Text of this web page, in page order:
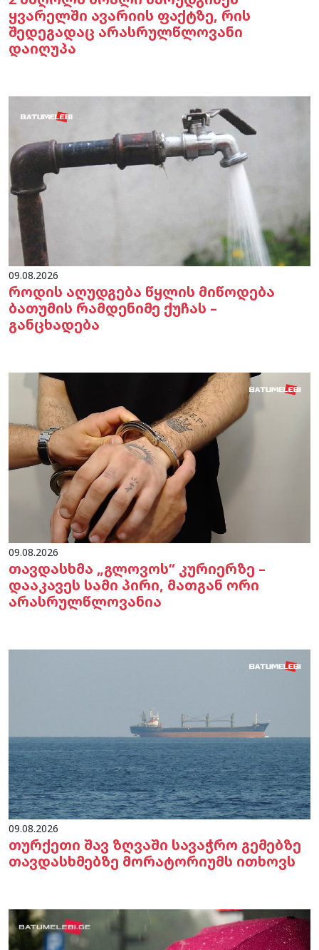
ყვარელში ავარიის ფაქტზე, რის
შედეგადაც არასრულწლოვანი
დაიღუპა
09.08.2026
როდის აღუდგება წყლის მიწოდება
ბათუმის რამდენიმე ქუჩას –
განცხადება
09.08.2026
თავდასხმა „გლოვოს“ კურიერზე –
დააკავეს სამი პირი, მათგან ორი
არასრულწლოვანია
09.08.2026
თურქეთი შავ ზღვაში სავაჭრო გემებზე
თავდასხმებზე მორატორიუმს ითხოვს